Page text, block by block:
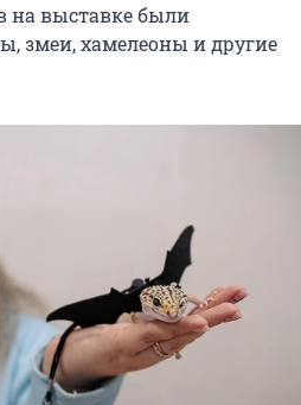
на выставке были
змеи, хамелеоны и другие